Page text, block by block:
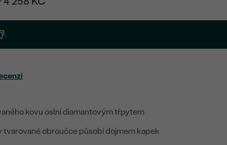
.
kovu oslní diamantovým třpytem
tvarované obroučce působí dojmem kapek